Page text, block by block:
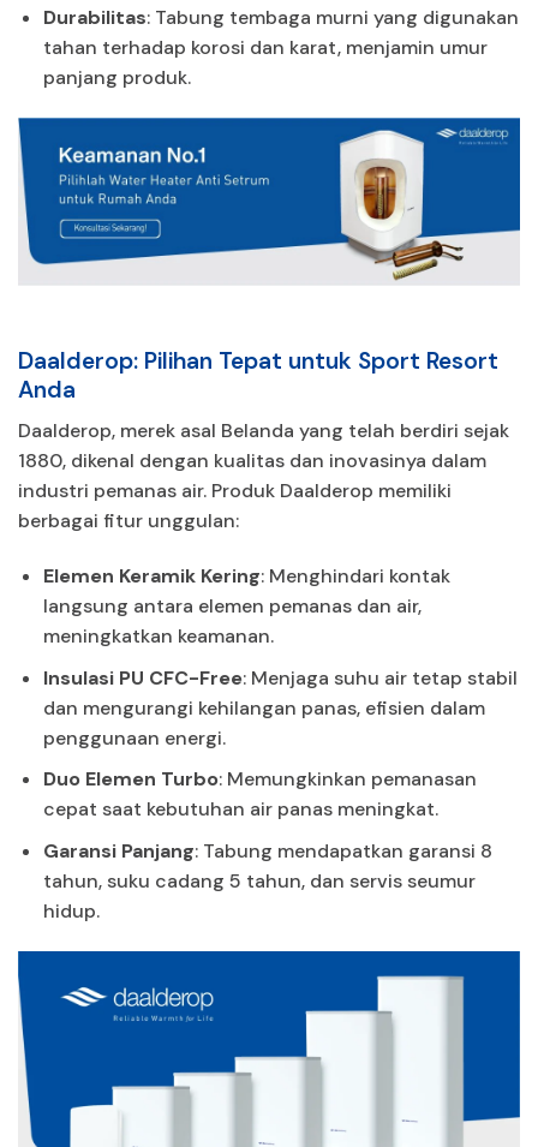
Durabilitas: Tabung tembaga murni yang digunakan
tahan terhadap korosi dan karat, menjamin umur
panjang produk.
Daalderop: Pilihan Tepat untuk Sport Resort
Anda
Daalderop, merek asal Belanda yang telah berdiri sejak
1880, dikenal dengan kualitas dan inovasinya dalam
industri pemanas air. Produk Daalderop memiliki
berbagai fitur unggulan:
Elemen Keramik Kering: Menghindari kontak
langsung antara elemen pemanas dan air,
meningkatkan keamanan.
Insulasi PU CFC-Free: Menjaga suhu air tetap stabil
dan mengurangi kehilangan panas, efisien dalam
penggunaan energi.
Duo Elemen Turbo: Memungkinkan pemanasan
cepat saat kebutuhan air panas meningkat.
Garansi Panjang: Tabung mendapatkan garansi 8
tahun, suku cadang 5 tahun, dan servis seumur
hidup.